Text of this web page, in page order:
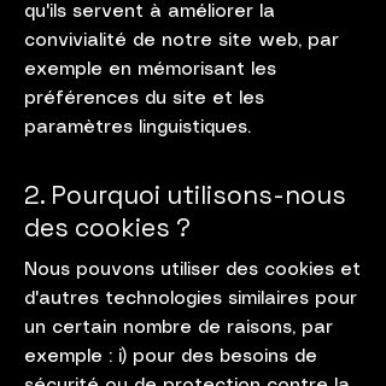
qu'ils servent à améliorer la
convivialité de notre site web, par
exemple en mémorisant les
préférences du site et les
paramètres linguistiques.
2. Pourquoi utilisons-nous
des cookies ?
Nous pouvons utiliser des cookies et
d'autres technologies similaires pour
un certain nombre de raisons, par
exemple : i) pour des besoins de